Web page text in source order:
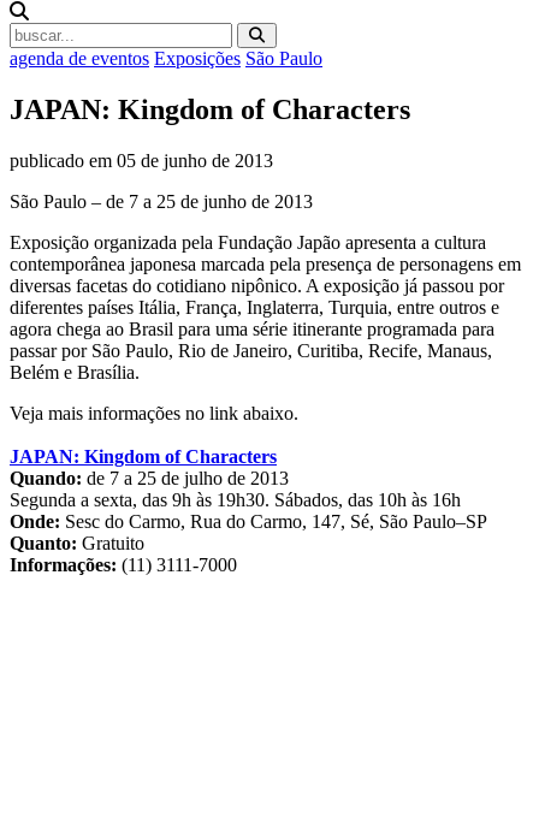
agenda de eventos Exposições São Paulo
JAPAN: Kingdom of Characters
publicado em 05 de junho de 2013
São Paulo – de 7 a 25 de junho de 2013
Exposição organizada pela Fundação Japão apresenta a cultura
contemporânea japonesa marcada pela presença de personagens em
diversas facetas do cotidiano nipônico. A exposição já passou por
diferentes países Itália, França, Inglaterra, Turquia, entre outros e
agora chega ao Brasil para uma série itinerante programada para
passar por São Paulo, Rio de Janeiro, Curitiba, Recife, Manaus,
Belém e Brasília.
Veja mais informações no link abaixo.
JAPAN: Kingdom of Characters
Quando: de 7 a 25 de julho de 2013
Segunda a sexta, das 9h às 19h30. Sábados, das 10h às 16h
Onde: Sesc do Carmo, Rua do Carmo, 147, Sé, São Paulo–SP
Quanto: Gratuito
Informações: (11) 3111-7000